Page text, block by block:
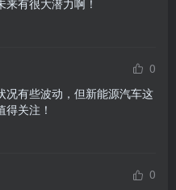
0
况有些波动，但新能源汽车这
关注！
0